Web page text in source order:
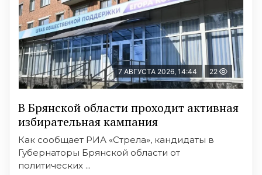
7 АВГУСТА 2026, 14:44 22
В Брянской области проходит активная
избирательная кампания
Как сообщает РИА «Стрела», кандидаты в
Губернаторы Брянской области от
политических ...